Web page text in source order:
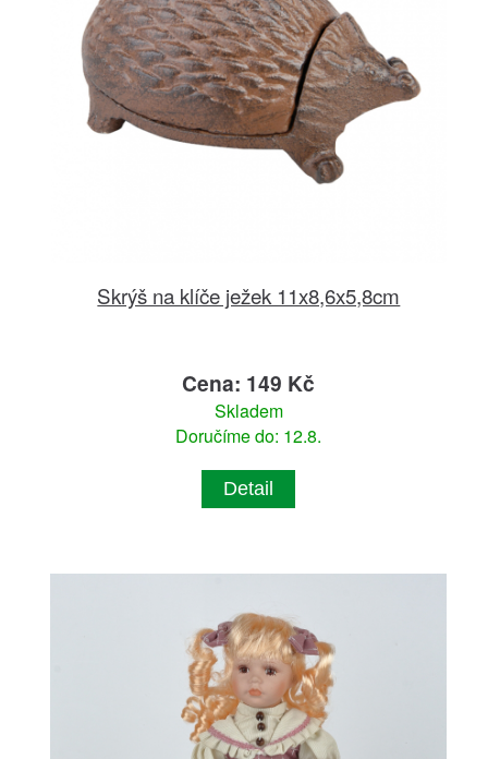
Skrýš na klíče ježek 11x8,6x5,8cm
Cena: 149 Kč
Skladem
Doručíme do: 12.8.
Detail